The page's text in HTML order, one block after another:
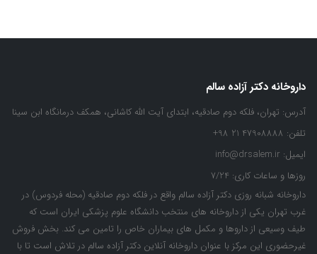
داروخانه دکتر آزاده سالم
آدرس: تهران، فلکه دوم صادقیه، ابتدای آیت الله کاشانی، همکف درمانگاه ابن سینا
تلفن: 47908888 21 98+
ایمیل: info@drsalem.ir
روزها و ساعات کاری: 7/24
داروخانه شبانه روزی دکتر آزاده سالم واقع در فلکه دوم صادقیه (محله فردوس) در
غرب تهران یکی از داروخانه های منتخب دانشگاه علوم پزشکی ایران است که
طیف وسیعی از داروها و مکمل های بیماران خاص را تامین می کند. بخش فروش
غیرحضوری این مرکز با عنوان داروخانه آنلاین دکتر آزاده سالم در تلاش است تا با